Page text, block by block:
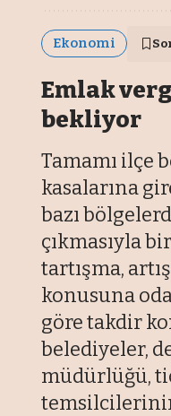
Ekonomi
Emlak
bekliyor
Tamamı ilçe
kasalarına
bazı
çıkmasıyla
tartışma,
konusuna
göre takdir
belediyeler,
müdürlüğü,